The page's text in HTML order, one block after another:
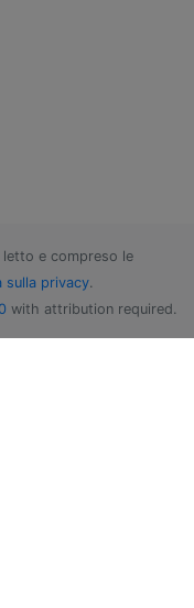
e compreso le
sulla privacy.
with attribution required.